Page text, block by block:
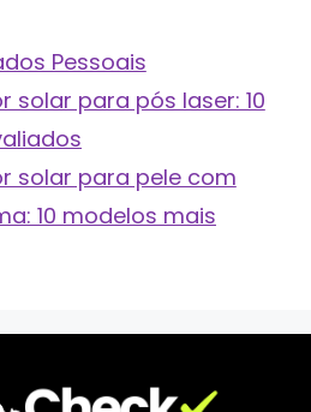
Pessoais
solar para pós laser: 10
solar para pele com
10 modelos mais